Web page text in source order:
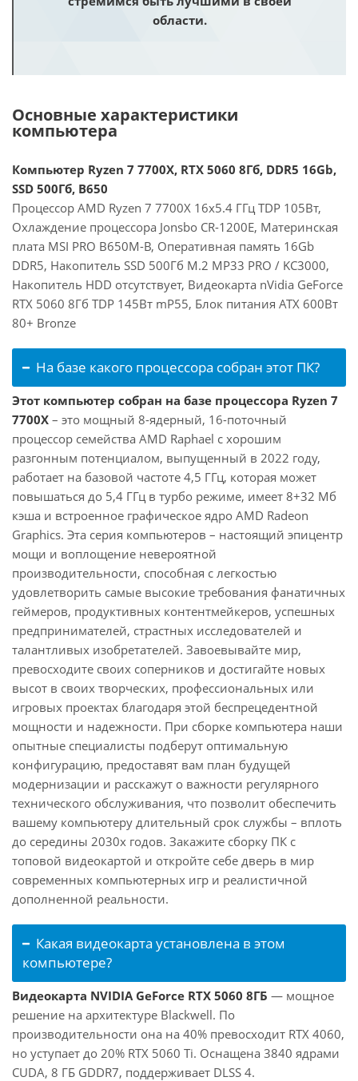
области.
Основные характеристики
компьютера
Компьютер Ryzen 7 7700X, RTX 5060 8Гб, DDR5 16Gb,
SSD 500Гб, B650
Процессор AMD Ryzen 7 7700X 16x5.4 ГГц TDP 105Вт,
Охлаждение процессора Jonsbo CR-1200E, Материнская
плата MSI PRO B650M-B, Оперативная память 16Gb
DDR5, Накопитель SSD 500Гб M.2 MP33 PRO / KC3000,
Накопитель HDD отсутствует, Видеокарта nVidia GeForce
RTX 5060 8Гб TDP 145Вт mP55, Блок питания ATX 600Вт
80+ Bronze
На базе какого процессора собран этот ПК?
Этот компьютер собран на базе процессора Ryzen 7
7700X – это мощный 8-ядерный, 16-поточный
процессор семейства AMD Raphael с хорошим
разгонным потенциалом, выпущенный в 2022 году,
работает на базовой частоте 4,5 ГГц, которая может
повышаться до 5,4 ГГц в турбо режиме, имеет 8+32 Мб
кэша и встроенное графическое ядро AMD Radeon
Graphics. Эта серия компьютеров – настоящий эпицентр
мощи и воплощение невероятной
производительности, способная с легкостью
удовлетворить самые высокие требования фанатичных
геймеров, продуктивных контентмейкеров, успешных
предпринимателей, страстных исследователей и
талантливых изобретателей. Завоевывайте мир,
превосходите своих соперников и достигайте новых
высот в своих творческих, профессиональных или
игровых проектах благодаря этой беспрецедентной
мощности и надежности. При сборке компьютера наши
опытные специалисты подберут оптимальную
конфигурацию, предоставят вам план будущей
модернизации и расскажут о важности регулярного
технического обслуживания, что позволит обеспечить
вашему компьютеру длительный срок службы – вплоть
до середины 2030х годов. Закажите сборку ПК с
топовой видеокартой и откройте себе дверь в мир
современных компьютерных игр и реалистичной
дополненной реальности.
Какая видеокарта установлена в этом
компьютере?
Видеокарта NVIDIA GeForce RTX 5060 8ГБ — мощное
решение на архитектуре Blackwell. По
производительности она на 40% превосходит RTX 4060,
но уступает до 20% RTX 5060 Ti. Оснащена 3840 ядрами
CUDA, 8 ГБ GDDR7, поддерживает DLSS 4.